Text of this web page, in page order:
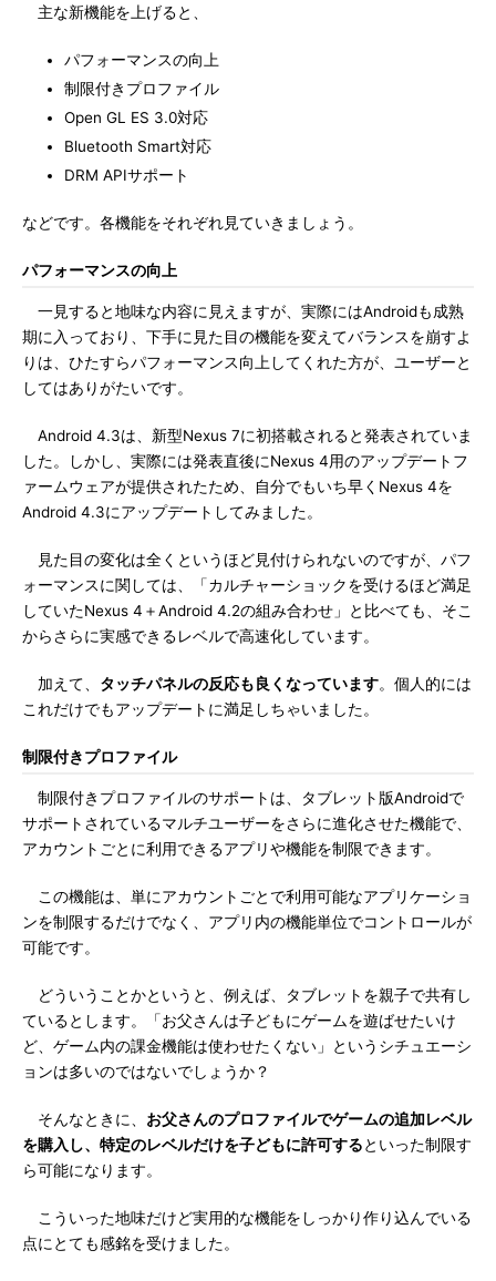
主な新機能を上げると、
パフォーマンスの向上
制限付きプロファイル
Open GL ES 3.0対応
Bluetooth Smart対応
DRM APIサポート
などです。各機能をそれぞれ見ていきましょう。
パフォーマンスの向上
一見すると地味な内容に見えますが、実際にはAndroidも成熟
期に入っており、下手に見た目の機能を変えてバランスを崩すよ
りは、ひたすらパフォーマンス向上してくれた方が、ユーザーと
してはありがたいです。
Android 4.3は、新型Nexus 7に初搭載されると発表されていま
した。しかし、実際には発表直後にNexus 4用のアップデートフ
ァームウェアが提供されたため、自分でもいち早くNexus 4を
Android 4.3にアップデートしてみました。
見た目の変化は全くというほど見付けられないのですが、パフ
ォーマンスに関しては、「カルチャーショックを受けるほど満足
していたNexus 4＋Android 4.2の組み合わせ」と比べても、そこ
からさらに実感できるレベルで高速化しています。
加えて、 タッチパネルの反応も良くなっています。個人的には
これだけでもアップデートに満足しちゃいました。
制限付きプロファイル
制限付きプロファイルのサポートは、タブレット版Androidで
サポートされているマルチユーザーをさらに進化させた機能で、
アカウントごとに利用できるアプリや機能を制限できます。
この機能は、単にアカウントごとで利用可能なアプリケーショ
ンを制限するだけでなく、アプリ内の機能単位でコントロールが
可能です。
どういうことかというと、例えば、タブレットを親子で共有し
ているとします。「お父さんは子どもにゲームを遊ばせたいけ
ど、ゲーム内の課金機能は使わせたくない」というシチュエーシ
ョンは多いのではないでしょうか？
そんなときに、 お父さんのプロファイルでゲームの追加レベル
を購入し、特定のレベルだけを子どもに許可するといった制限す
ら可能になります。
こういった地味だけど実用的な機能をしっかり作り込んでいる
点にとても感銘を受けました。